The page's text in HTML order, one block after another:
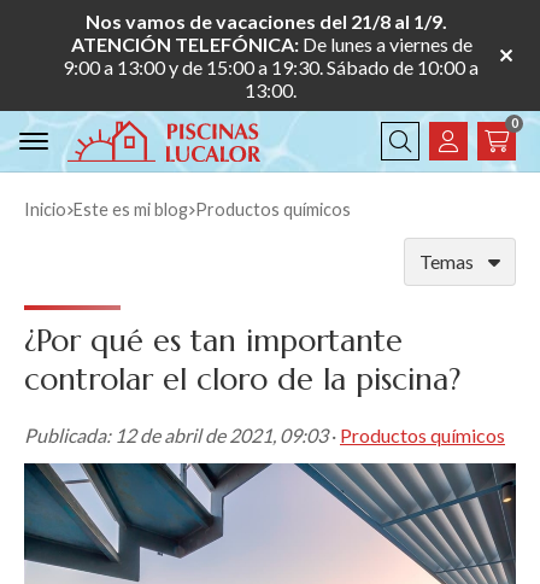
Nos vamos de vacaciones del 21/8 al 1/9.
ATENCIÓN TELEFÓNICA: De lunes a viernes de
9:00 a 13:00 y de 15:00 a 19:30. Sábado de 10:00 a
13:00.
Buscar
0
Inicio este es mi blog productos químicos
Temas
¿Por qué es tan importante
controlar el cloro de la piscina?
Publicada: 12 de abril de 2021, 09:03· Productos químicos